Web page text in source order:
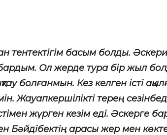
тентектігім басым болды.
Ол жерде тура бір жыл
болғанмын. Кез келген істі
Жауапкершілікті терең
жүрген кезім еді. Әскерге
Бәйдібектің арасы жер мен